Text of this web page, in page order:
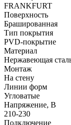
FRANKFURT
Поверхность
Брашированная
Тип покрытия
PVD-покрытие
Материал
Нержавеющая
Монтаж
На стену
Линии форм
Угловатые
Напряжение, В
210-230
Подключение